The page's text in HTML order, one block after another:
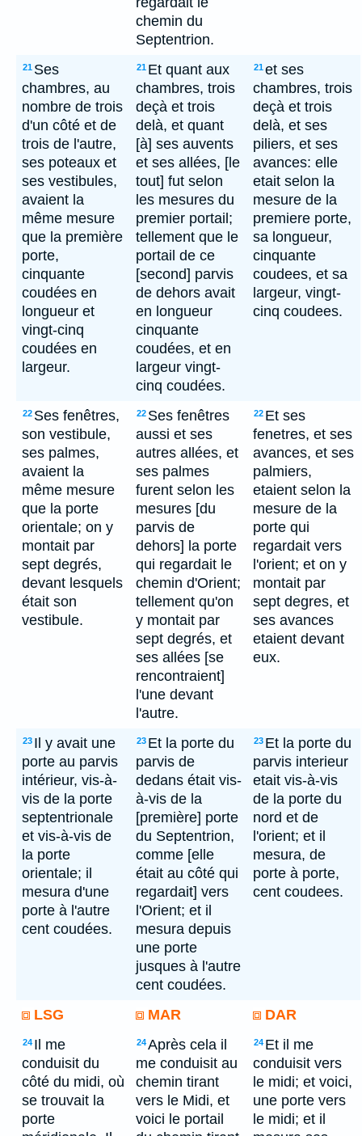
chemin du
Septentrion.
21 Ses
chambres, au
nombre de trois
d'un côté et de
trois de l'autre,
ses poteaux et
ses vestibules,
avaient la
même mesure
que la première
porte,
cinquante
coudées en
longueur et
vingt-cinq
coudées en
largeur.
21 Et quant aux
chambres, trois
deçà et trois
delà, et quant
[à] ses auvents
et ses allées, [le
tout] fut selon
les mesures du
premier portail;
tellement que le
portail de ce
[second] parvis
de dehors avait
en longueur
cinquante
coudées, et en
largeur vingt-
cinq coudées.
21et ses
chambres, trois
deçà et trois
delà, et ses
piliers, et ses
avances: elle
etait selon la
mesure de la
premiere porte,
sa longueur,
cinquante
coudees, et sa
largeur, vingt-
cinq coudees.
22 Ses fenêtres,
son vestibule,
ses palmes,
avaient la
même mesure
que la porte
orientale; on y
montait par
sept degrés,
devant lesquels
était son
vestibule.
22 Ses fenêtres
aussi et ses
autres allées, et
ses palmes
furent selon les
mesures [du
parvis de
dehors] la porte
qui regardait le
chemin d'Orient;
tellement qu'on
y montait par
sept degrés, et
ses allées [se
rencontraient]
l'une devant
l'autre.
22 Et ses
fenetres, et ses
avances, et ses
palmiers,
etaient selon la
mesure de la
porte qui
regardait vers
l'orient; et on y
montait par
sept degres, et
ses avances
etaient devant
eux.
23 Il y avait une
porte au parvis
intérieur, vis-à-
vis de la porte
septentrionale
et vis-à-vis de
la porte
orientale; il
mesura d'une
porte à l'autre
cent coudées.
23 Et la porte du
parvis de
dedans était vis-
à-vis de la
[première] porte
du Septentrion,
comme [elle
était au côté qui
regardait] vers
l'Orient; et il
mesura depuis
une porte
jusques à l'autre
cent coudées.
23 Et la porte du
parvis interieur
etait vis-à-vis
de la porte du
nord et de
l'orient; et il
mesura, de
porte à porte,
cent coudees.
LSG MAR DAR
24 Il me
conduisit du
côté du midi, où
se trouvait la
porte
24Après cela il
me conduisit au
chemin tirant
vers le Midi, et
voici le portail
24 Et il me
conduisit vers
le midi; et voici,
une porte vers
le midi; et il